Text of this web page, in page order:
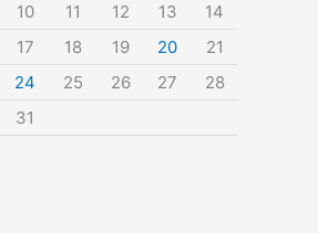
10 11 12 13
14
17 18 19 20
21
24 25 26 27
28
31